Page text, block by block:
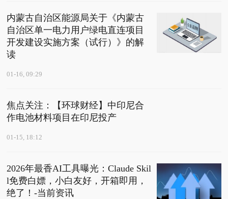
内蒙古自治区能源局关于《内蒙古
自治区单一电力用户绿电直连项目
开发建设实施方案（试行）》的解
读
01-16, 09:29
焦点关注：【环球财经】中印尼合
作电池材料项目在印尼投产
01-15, 18:12
2026年最香AI工具曝光：Claude Skil
l免费白嫖，小白友好，开箱即用，
绝了！-当前资讯